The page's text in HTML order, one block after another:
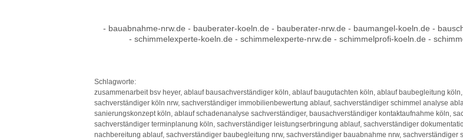
- bauabnahme-nrw.de - bauberater-koeln.de - bauberater-nrw.de - baumangel-koeln.de -
- schimmelexperte-koeln.de - schimmelexperte-nrw.de - schimmelprofi-koeln.de -
Schlagworte:
zusammenarbeit bsv heyer, ablauf bausachverständiger köln, ablauf baugutachten köln, ablauf baubegleitung
sachverständiger köln nrw, sachverständiger immobilienbewertung ablauf, sachverständiger schimmel analyse
sanierungskonzept köln, ablauf schadenanalyse sachverständiger, bausachverständiger kontaktaufnahme köln,
sachverständiger terminplanung köln, sachverständiger leistungserbringung ablauf, sachverständiger
nachbereitung ablauf, sachverständiger baubegleitung nrw, sachverständiger bauabnahme nrw,